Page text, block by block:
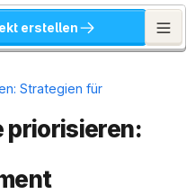
erstellen
Strategien für
priorisieren: